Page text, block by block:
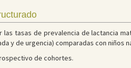
tasas de prevalencia de lactancia
y de urgencia) comparadas con
de cohortes.